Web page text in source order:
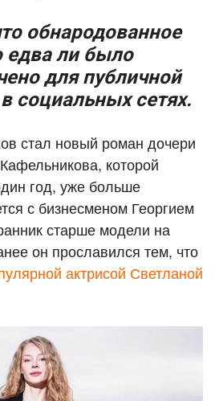
обнародованное
едва ли было
для публичной
социальных сетях.
стал новый роман дочери
которой
год, уже больше
с бизнесменом Георгием
старше модели на
он прославился тем, что
актрисой Светланой